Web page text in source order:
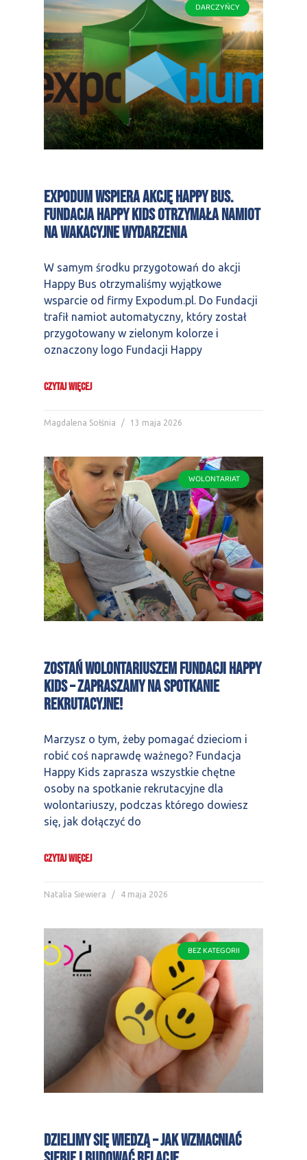
DARCZYŃCY
Expodum wspiera akcję Happy Bus.
Fundacja Happy Kids otrzymała namiot
na wakacyjne wydarzenia
W samym środku przygotowań do akcji
Happy Bus otrzymaliśmy wyjątkowe
wsparcie od firmy Expodum.pl. Do Fundacji
trafił namiot automatyczny, który został
przygotowany w zielonym kolorze i
oznaczony logo Fundacji Happy
CZYTAJ WIĘCEJ
Magdalena Sołśnia 13 maja 2026
WOLONTARIAT
Zostań wolontariuszem Fundacji Happy
Kids – zapraszamy na spotkanie
rekrutacyjne!
Marzysz o tym, żeby pomagać dzieciom i
robić coś naprawdę ważnego? Fundacja
Happy Kids zaprasza wszystkie chętne
osoby na spotkanie rekrutacyjne dla
wolontariuszy, podczas którego dowiesz
się, jak dołączyć do
CZYTAJ WIĘCEJ
Natalia Siewiera 4 maja 2026
BEZ KATEGORII
Dzielimy się wiedzą – jak wzmacniać